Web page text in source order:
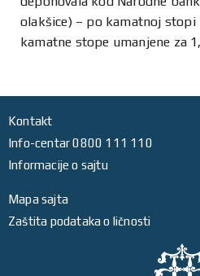
olakšice) – po kamatnoj stopi
kamatne stope umanjene za
Kontakt
Info-centar 0800 111 110
Informacije o sajtu
Mapa sajta
Zaštita podataka o ličnosti